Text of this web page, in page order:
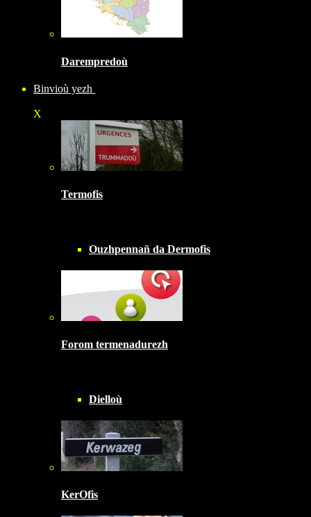
Darempredoù
Binvioù yezh
X
Termofis
Ouzhpennañ da Dermofis
Forom termenadurezh
Dielloù
KerOfis